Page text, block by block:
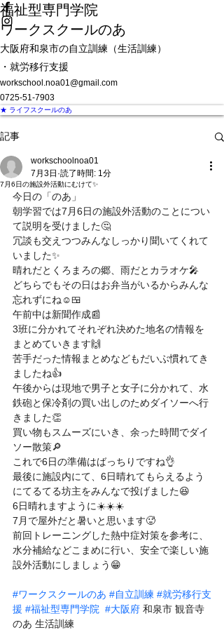
福祉型専門学院
ワークスクールのあ
大阪府和泉市の自立訓練（生活訓練）
・就労移行支援
workschool.noa01@gmail.com
0725-51-7903
★ ライフスクールのあ
記事
7月6日の施設外活動にむけて✨
workschoolnoa01
7月3日 読了時間: 1分
今日の「のあ」
朝学習では7月6日の施設外活動のことについ
て説明を受けました🤔
冗談も交えつつみんなしっかり聞いてくれて
いました✨
晴れだとくろまろの郷、雨だとカラオケ🎤
どちらでもその日はお弁当がいるからみんな
忘れずにね☺️🍱
午前中は新聞作成📰
3班に分かれてそれぞれ決めた地名の情報を
まとめていきます🙌
苦手だった情報まとめなどもだいぶ慣れてき
ましたね👍
午後からは現地で男子と女子に分かれて、水
鉄砲と保冷剤の買い出しのためダイソーへ行
きました👏
買い物もスムーズにいき、余った時間でダイ
ソー散策🔎
これで6日の準備はばっちりですね👌
最後に施設内にて、6日晴れてもらえるよう
にてるてる坊主をみんなで投げました😆
6日晴れますように☀️☀️☀️
7月で屋外だと暑いと思います🥵
前回トレーニングした熱中症対策を参考に、
水分補給などこまめに行い、安全で楽しい施
設外活動にしましょう😁
#ワークスクールのあ #自立訓練 #就労移行支
援 #福祉型専門学院 #大阪府 和泉市 観音寺
のあ 生活訓練